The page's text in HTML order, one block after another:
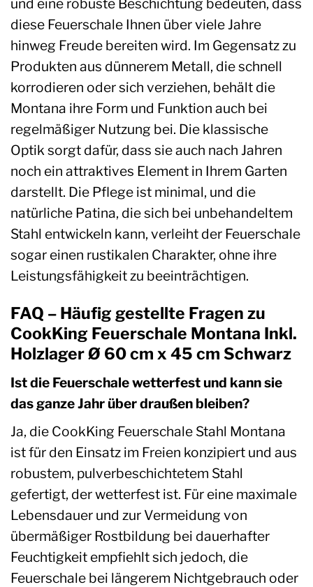
diese Feuerschale Ihnen über viele Jahre
hinweg Freude bereiten wird. Im Gegensatz zu
Produkten aus dünnerem Metall, die schnell
korrodieren oder sich verziehen, behält die
Montana ihre Form und Funktion auch bei
regelmäßiger Nutzung bei. Die klassische
Optik sorgt dafür, dass sie auch nach Jahren
noch ein attraktives Element in Ihrem Garten
darstellt. Die Pflege ist minimal, und die
natürliche Patina, die sich bei unbehandeltem
Stahl entwickeln kann, verleiht der Feuerschale
sogar einen rustikalen Charakter, ohne ihre
Leistungsfähigkeit zu beeinträchtigen.
FAQ – Häufig gestellte Fragen zu
CookKing Feuerschale Montana Inkl.
Holzlager Ø 60 cm x 45 cm Schwarz
Ist die Feuerschale wetterfest und kann sie
das ganze Jahr über draußen bleiben?
Ja, die CookKing Feuerschale Stahl Montana
ist für den Einsatz im Freien konzipiert und aus
robustem, pulverbeschichtetem Stahl
gefertigt, der wetterfest ist. Für eine maximale
Lebensdauer und zur Vermeidung von
übermäßiger Rostbildung bei dauerhafter
Feuchtigkeit empfiehlt sich jedoch, die
Feuerschale bei längerem Nichtgebrauch oder